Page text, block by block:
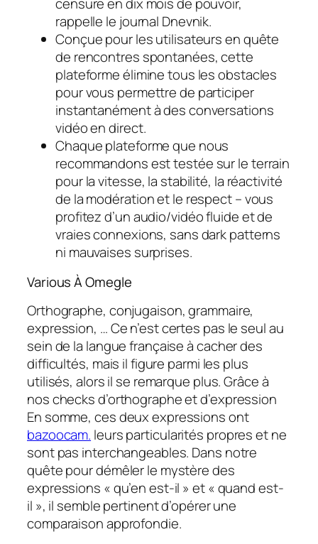
rappelle le journal Dnevnik.
Conçue pour les utilisateurs en quête
de rencontres spontanées, cette
plateforme élimine tous les obstacles
pour vous permettre de participer
instantanément à des conversations
vidéo en direct.
Chaque plateforme que nous
recommandons est testée sur le terrain
pour la vitesse, la stabilité, la réactivité
de la modération et le respect – vous
profitez d’un audio/vidéo fluide et de
vraies connexions, sans dark patterns
ni mauvaises surprises.
Various À Omegle
Orthographe, conjugaison, grammaire,
expression, … Ce n’est certes pas le seul au
sein de la langue française à cacher des
difficultés, mais il figure parmi les plus
utilisés, alors il se remarque plus. Grâce à
nos checks d’orthographe et d’expression
En somme, ces deux expressions ont
bazoocam. leurs particularités propres et ne
sont pas interchangeables. Dans notre
quête pour démêler le mystère des
expressions « qu’en est-il » et « quand est-
il », il semble pertinent d’opérer une
comparaison approfondie.